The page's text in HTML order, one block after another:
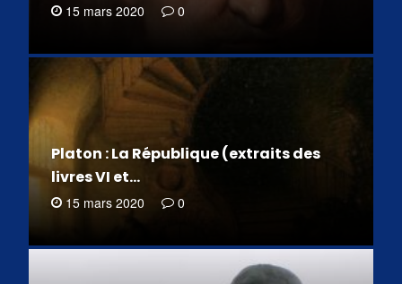
15 mars 2020 0
Platon : La République (extraits des
livres VI et…
15 mars 2020 0